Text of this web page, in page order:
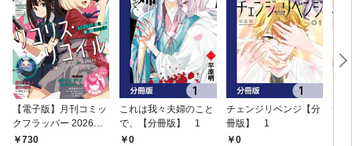
【電子版】月刊コミッ
クフラッパー 2026年9
月号730
これは我々夫婦のこと
で、【分冊版】 1
0
チェンジリベンジ【分
冊版】 1
0
チ